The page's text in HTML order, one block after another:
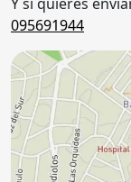
095691944